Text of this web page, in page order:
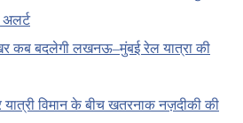
अलर्ट
कब बदलेगी लखनऊ–मुंबई रेल यात्रा की
विमान के बीच खतरनाक नज़दीकी की